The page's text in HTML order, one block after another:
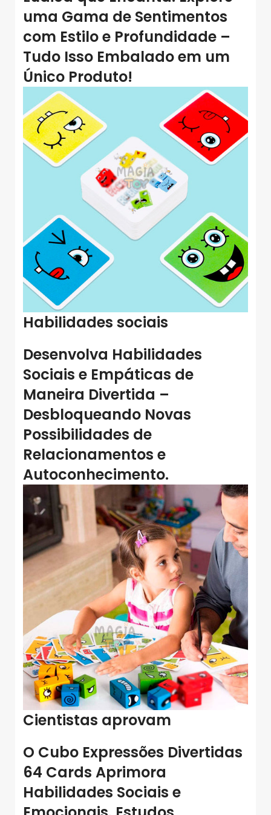
uma Gama de Sentimentos
com Estilo e Profundidade –
Tudo Isso Embalado em um
Único Produto!
Habilidades sociais
Desenvolva Habilidades
Sociais e Empáticas de
Maneira Divertida –
Desbloqueando Novas
Possibilidades de
Relacionamentos e
Autoconhecimento.
Cientistas aprovam
O Cubo Expressões Divertidas
64 Cards Aprimora
Habilidades Sociais e